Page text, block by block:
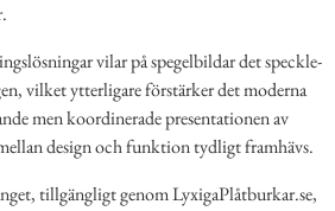
vilar på spegelbildar det speckle-
vilket ytterligare förstärker det moderna
men koordinerade presentationen av
design och funktion tydligt framhävs.
tillgängligt genom LyxigaPlåtburkar.se,